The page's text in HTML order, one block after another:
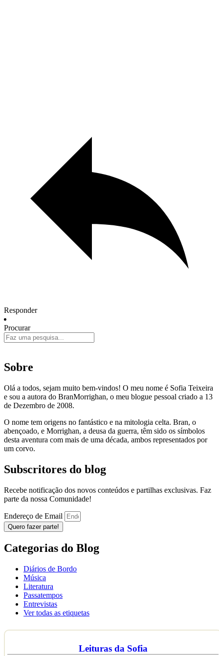
Responder
Procurar
Sobre
Olá a todos, sejam muito bem-vindos! O meu nome é Sofia Teixeira
e sou a autora do BranMorrighan, o meu blogue pessoal criado a 13
de Dezembro de 2008.
O nome tem origens no fantástico e na mitologia celta. Bran, o
abençoado, e Morrighan, a deusa da guerra, têm sido os símbolos
desta aventura com mais de uma década, ambos representados por
um corvo.
Subscritores do blog
Recebe notificação dos novos conteúdos e partilhas exclusivas. Faz
parte da nossa Comunidade!
Endereço de Email
Quero fazer parte!
Categorias do Blog
Diários de Bordo
Música
Literatura
Passatempos
Entrevistas
Ver todas as etiquetas
Leituras da Sofia